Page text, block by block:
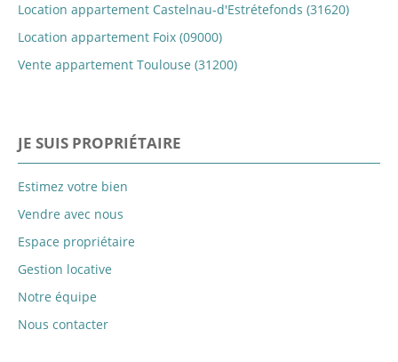
Location appartement Castelnau-d'Estrétefonds (31620)
Location appartement Foix (09000)
Vente appartement Toulouse (31200)
JE SUIS PROPRIÉTAIRE
Estimez votre bien
Vendre avec nous
Espace propriétaire
Gestion locative
Notre équipe
Nous contacter